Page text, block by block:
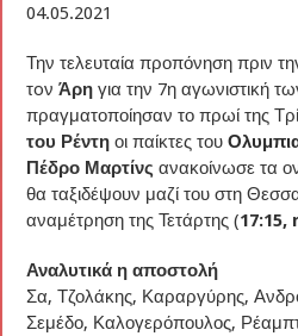
04.05.2021
Την τελευταία προπόνηση πριν
τoνΆρη για την 7η αγωνιστική
πραγματοποίησαν το πρωί της
του Ρέντη οι παίκτες του
Πέδρο Μαρτίνς ανακοίνωσε τα
θα ταξιδέψουν μαζί του στη
αναμέτρηση της Τετάρτης (17:15,
Αναλυτικά η αποστολή
Σα, Τζολάκης, Καραργύρης,
Σεμέδο, Καλογερόπουλος,